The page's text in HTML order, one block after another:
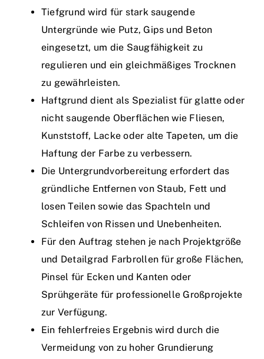
Tiefgrund wird für stark saugende
Untergründe wie Putz, Gips und Beton
eingesetzt, um die Saugfähigkeit zu
regulieren und ein gleichmäßiges Trocknen
zu gewährleisten.
Haftgrund dient als Spezialist für glatte oder
nicht saugende Oberflächen wie Fliesen,
Kunststoff, Lacke oder alte Tapeten, um die
Haftung der Farbe zu verbessern.
Die Untergrundvorbereitung erfordert das
gründliche Entfernen von Staub, Fett und
losen Teilen sowie das Spachteln und
Schleifen von Rissen und Unebenheiten.
Für den Auftrag stehen je nach Projektgröße
und Detailgrad Farbrollen für große Flächen,
Pinsel für Ecken und Kanten oder
Sprühgeräte für professionelle Großprojekte
zur Verfügung.
Ein fehlerfreies Ergebnis wird durch die
Vermeidung von zu hoher Grundierung